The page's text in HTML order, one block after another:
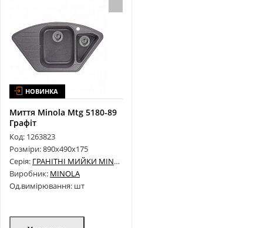
НОВИНКА
Миття Minola Mtg 5180-89
Графіт
Код: 1263823
Розміри: 890х490х175
Серія: ГРАНІТНІ МИЙКИ MINOLA
Виробник: MINOLA
Од.вимірювання: шт